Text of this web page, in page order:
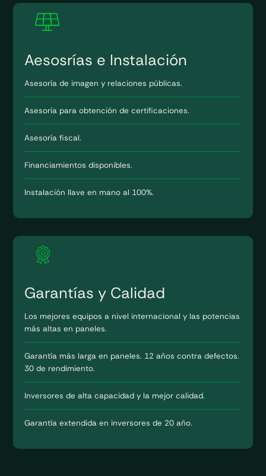
Aesosrías e Instalación
Asesoría de imagen y relaciones públicas.
Asesoría para obtención de certificaciones.
Asesoría fiscal.
Financiamientos disponibles.
Instalación llave en mano al 100%.
Garantías y Calidad
Los mejores equipos a nivel internacional y las potencias
más altas en paneles.
Garantía más larga en paneles. 12 años contra defectos.
30 de rendimiento.
Inversores de alta capacidad y la mejor calidad.
Garantía extendida en inversores de 20 año.